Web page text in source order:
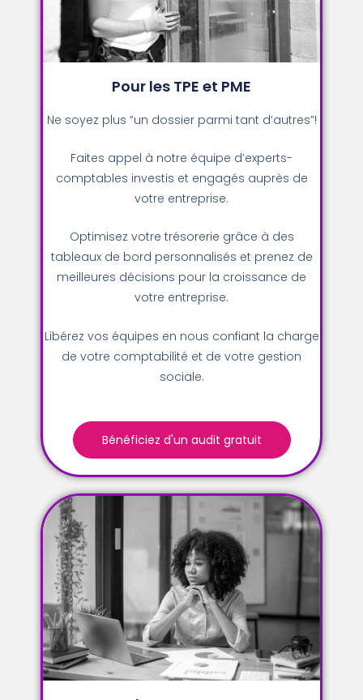
Pour les TPE et PME
Ne soyez plus “un dossier parmi tant d’autres”!
Faites appel à notre équipe d’experts-
comptables investis et engagés auprès de
votre entreprise.
Optimisez votre trésorerie grâce à des
tableaux de bord personnalisés et prenez de
meilleures décisions pour la croissance de
votre entreprise.
Libérez vos équipes en nous confiant la charge
de votre comptabilité et de votre gestion
sociale.
Bénéficiez d'un audit gratuit